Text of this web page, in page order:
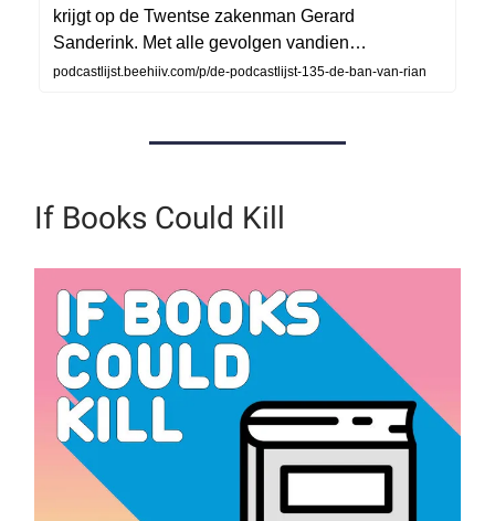
krijgt op de Twentse zakenman Gerard
Sanderink. Met alle gevolgen vandien…
podcastlijst.beehiiv.com/p/de-podcastlijst-135-de-ban-van-rian
If Books Could Kill